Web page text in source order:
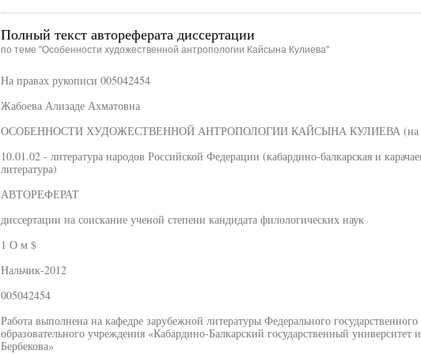
Полный текст автореферата диссертации
по теме "Особенности художественной антропологии Кайсына Кулиева"
На правах рукописи 005042454
Жабоева Ализаде Ахматовна
ОСОБЕННОСТИ ХУДОЖЕСТВЕННОЙ АНТРОПОЛОГИИ КАЙСЫНА КУЛИЕВА (на
10.01.02 - литература народов Российской Федерации (кабардино-балкарская и
литература)
АВТОРЕФЕРАТ
диссертации на соискание ученой степени кандидата филологических наук
1 О м $
Нальчик-2012
005042454
Работа выполнена на кафедре зарубежной литературы Федерального
образовательного учреждения «Кабардино-Балкарский государственный
Бербекова»